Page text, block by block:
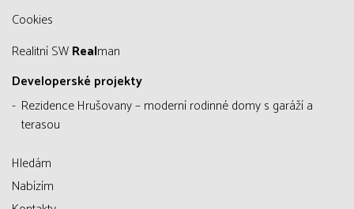
Cookies
Realitní SWRealman
Developerské projekty
Rezidence Hrušovany – moderní rodinné domy s garáží a
terasou
Hledám
Nabízím